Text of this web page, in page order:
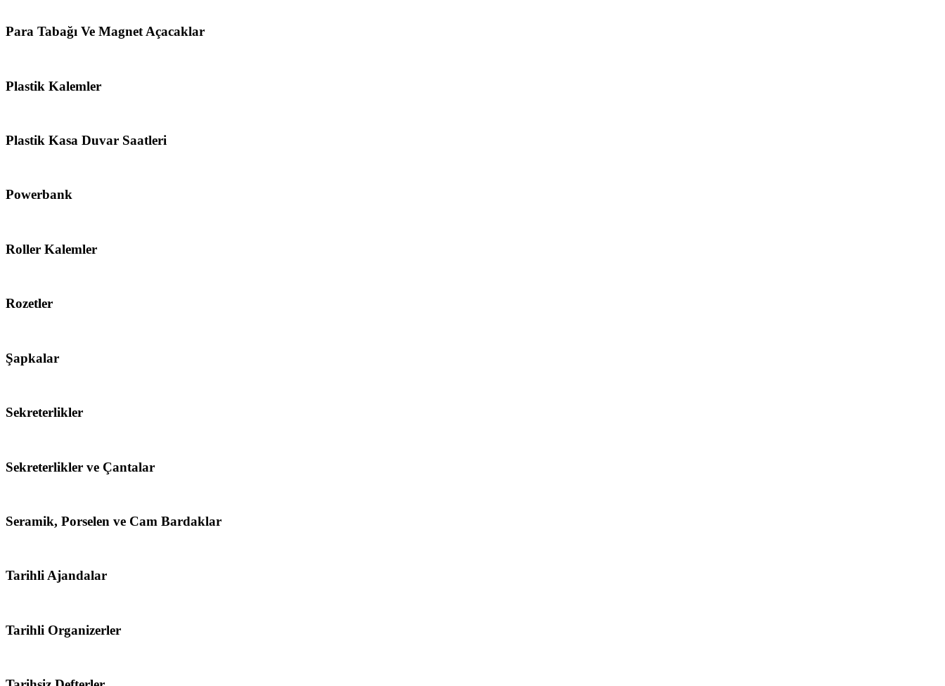
Para Tabağı Ve Magnet Açacaklar
Plastik Kalemler
Plastik Kasa Duvar Saatleri
Powerbank
Roller Kalemler
Rozetler
Şapkalar
Sekreterlikler
Sekreterlikler ve Çantalar
Seramik, Porselen ve Cam Bardaklar
Tarihli Ajandalar
Tarihli Organizerler